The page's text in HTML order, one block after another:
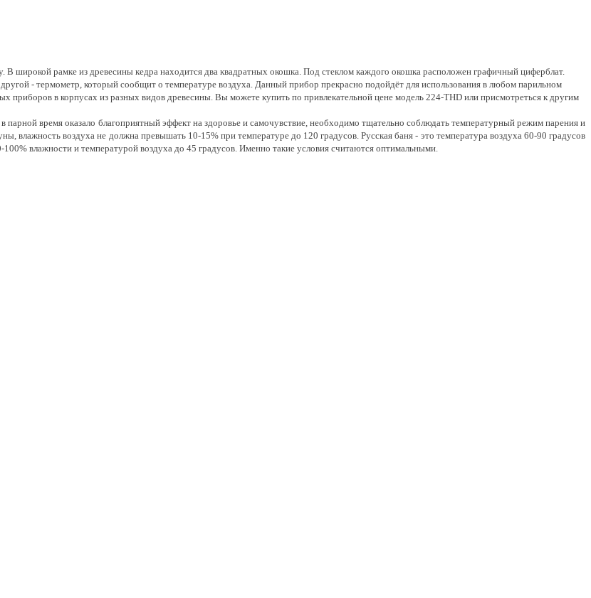
широкой рамке из древесины кедра находится два квадратных окошка. Под стеклом каждого окошка расположен графичный циферблат.
- термометр, который сообщит о температуре воздуха. Данный прибор прекрасно подойдёт для использования в любом парильном
в корпусах из разных видов древесины. Вы можете купить по привлекательной цене модель 224-THD или присмотреться к другим
время оказало благоприятный эффект на здоровье и самочувствие, необходимо тщательно соблюдать температурный режим парения и
влажность воздуха не должна превышать 10-15% при температуре до 120 градусов. Русская баня - это температура воздуха 60-90 градусов
влажности и температурой воздуха до 45 градусов. Именно такие условия считаются оптимальными.